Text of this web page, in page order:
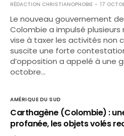
RÉDACTION CHRISTIANOPHOBIE 17
Le nouveau gouvernement
Colombie a impulsé
vise à taxer les activités non
suscite une forte
d’opposition a appelé à une
octobre…
AMÉRIQUE DU SUD
Carthagène (Colombie) :
profanée, les objets volés